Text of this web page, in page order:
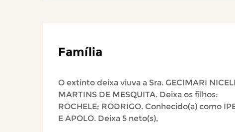
Família
O extinto deixa viuva a Sra. GECIMARI
MARTINS DE MESQUITA. Deixa os filhos:
ROCHELE; RODRIGO. Conhecido(a) como
E APOLO. Deixa 5 neto(s),